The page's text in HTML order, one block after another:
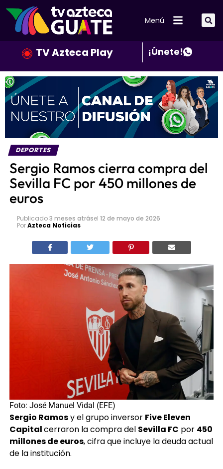
Menú
TV Azteca Play ¡Únete!
DEPORTES
Sergio Ramos cierra compra del
Sevilla FC por 450 millones de
euros
Publicado3 meses atrásel 12 de mayo de 2026
PorAzteca Noticias
Foto: José Manuel Vidal (EFE)
Sergio Ramosy el grupo inversor Five Eleven
Capitalcerraron la compra del Sevilla FC por 450
millones de euros, cifra que incluye la deuda actual
de la institución.